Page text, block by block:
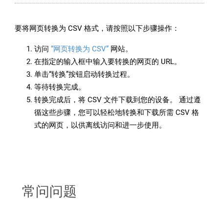
要将网页转换为 CSV 格式，请按照以下步骤操作：
访问 “网页转换为 CSV” 网站。
在指定的输入框中输入要转换的网页的 URL。
单击“转换”按钮启动转换过程。
等待转换完成。
转换完成后，将 CSV 文件下载到您的设备。 通过遵
循这些步骤，您可以轻松地转换和下载所需 CSV 格
式的网页，以供离线访问和进一步使用。
常问问题